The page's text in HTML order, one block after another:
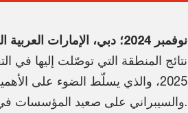
نوفمبر 2024؛ دبي، الإمارات العربية المتحدة
نتائج المنطقة التي توصّلت إليها في
2025، والذي يسلّط الضوء على
والسيبراني على صعيد المؤسسات في كل أنحاء الشرق الأوسط.